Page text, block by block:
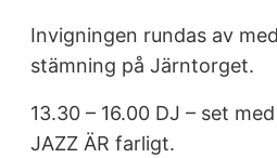
Invigningen rundas av
stämning på Järntorget.
13.30 – 16.00 DJ – set
JAZZ ÄR farligt.